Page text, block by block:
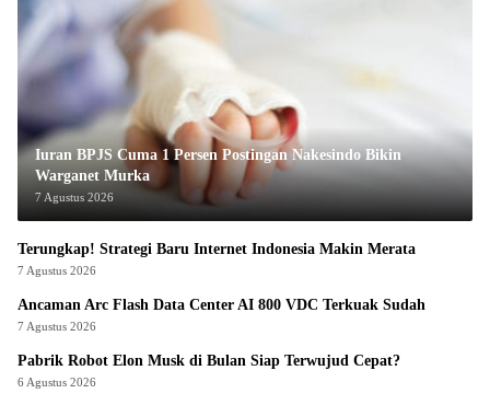
Iuran BPJS Cuma 1 Persen Postingan Nakesindo Bikin
Warganet Murka
7 Agustus 2026
Terungkap! Strategi Baru Internet Indonesia Makin Merata
7 Agustus 2026
Ancaman Arc Flash Data Center AI 800 VDC Terkuak Sudah
7 Agustus 2026
Pabrik Robot Elon Musk di Bulan Siap Terwujud Cepat?
6 Agustus 2026